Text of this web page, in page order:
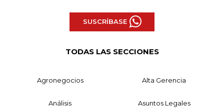
SUSCRÍBASE
TODAS LAS SECCIONES
Agronegocios Alta Gerencia
Análisis Asuntos Legales